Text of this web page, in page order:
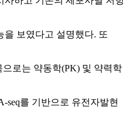
보였다고 설명했다. 또
로는 약동학(PK) 및 약력학
를 기반으로 유전자발현